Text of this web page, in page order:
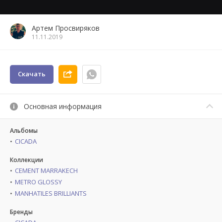
Артем Просвиряков
11.11.2019
Скачать
Основная информация
Альбомы
CICADA
Коллекции
CEMENT MARRAKECH
METRO GLOSSY
MANHATILES BRILLIANTS
Бренды